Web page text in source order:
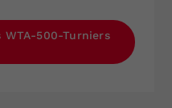
WTA-500-Turniers